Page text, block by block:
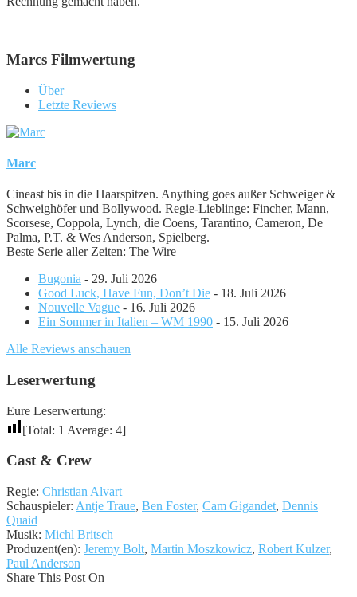
Marcs Filmwertung
Über
Letzte Reviews
Marc
Cineast bis in die Haarspitzen. Anything goes außer Schweiger &
Schweighöfer und Bollywood. Regie-Lieblinge: Fincher, Mann,
Scorsese, Coppola, Lynch, die Coens, Tarantino, Cameron, De
Palma, P.T. & Wes Anderson, Spielberg.
Beste Serie aller Zeiten: The Wire
Bugonia - 29. Juli 2026
Good Luck, Have Fun, Don’t Die - 18. Juli 2026
Nouvelle Vague - 16. Juli 2026
Ein Sommer in Italien – WM 1990 - 15. Juli 2026
Alle Reviews anschauen
Leserwertung
Eure Leserwertung:
[Total: 1 Average: 4]
Cast & Crew
Regie: Christian Alvart
Schauspieler: Antje Traue, Ben Foster, Cam Gigandet, Dennis
Quaid
Musik: Michl Britsch
Produzent(en): Jeremy Bolt, Martin Moszkowicz, Robert Kulzer,
Paul Anderson
Share This Post On